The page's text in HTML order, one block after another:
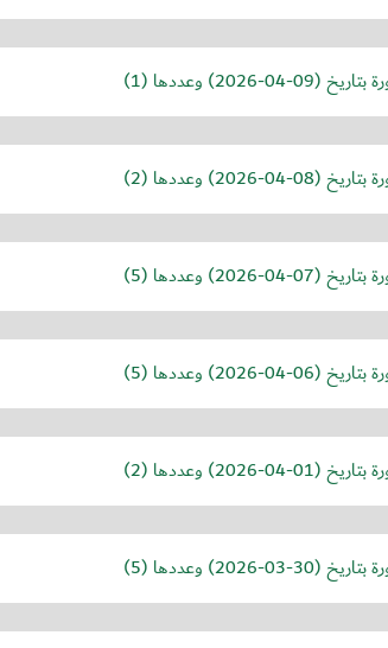
بتاريخ (2026-04-09) وعددها (1)
بتاريخ (2026-04-08) وعددها (2)
بتاريخ (2026-04-07) وعددها (5)
بتاريخ (2026-04-06) وعددها (5)
بتاريخ (2026-04-01) وعددها (2)
بتاريخ (2026-03-30) وعددها (5)